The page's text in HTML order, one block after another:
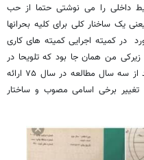
داخلی را می نوشتی حتما از حب
یک ساخنار کلی برای کلیه بحرانها
کمیته اجرایی کمیته های کاری
من همان جا بود که تلویحا در
شکل گنجانیدم !) این ساختار را بلاخره بعد از سه سال مطالعه در سال ۷۵ ارائه
تغییر برخی اسامی مصوب و ساختار